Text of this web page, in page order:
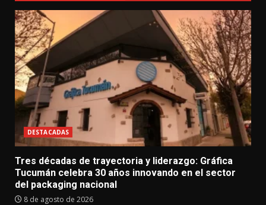
DESTACADAS
Tres décadas de trayectoria y liderazgo: Gráfica
Tucumán celebra 30 años innovando en el sector
del packaging nacional
8 de agosto de 2026